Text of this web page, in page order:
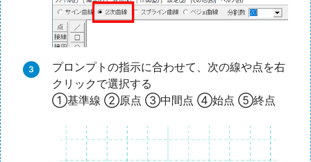
プロンプトの指示に合わせて、次の線や点を右
クリックで選択する
①基準線 ②原点 ③中間点 ④始点 ⑤終点